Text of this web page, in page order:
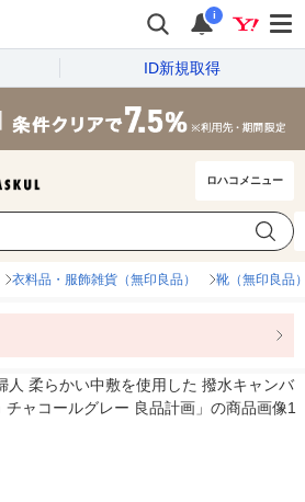
i
ID新規取得
ロハコメニュー
衣料品・服飾雑貨（無印良品） 靴（無印良品